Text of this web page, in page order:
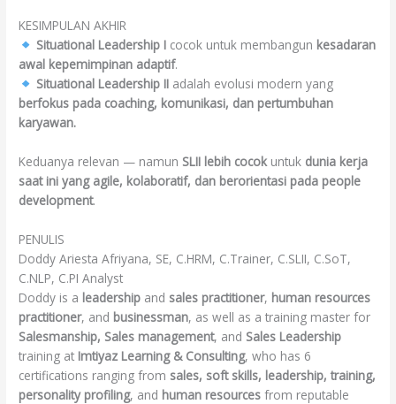
KESIMPULAN AKHIR
Situational Leadership Icocok untuk membangun kesadaran
awal kepemimpinan adaptif.
Situational Leadership IIadalah evolusi modern yang
berfokus pada coaching, komunikasi, dan pertumbuhan
karyawan.
Keduanya relevan — namun SLII lebih cocok untuk dunia kerja
saat ini yang agile, kolaboratif, dan berorientasi pada people
development.
PENULIS
Doddy Ariesta Afriyana, SE, C.HRM, C.Trainer, C.SLII, C.SoT,
C.NLP, C.PI Analyst
Doddy is a leadership and sales practitioner, human resources
practitioner, and businessman, as well as a training master for
Salesmanship, Sales management, and Sales Leadership
training at Imtiyaz Learning &Consulting, who has 6
certifications ranging from sales, soft skills, leadership, training,
personality profiling, and human resourcesfrom reputable